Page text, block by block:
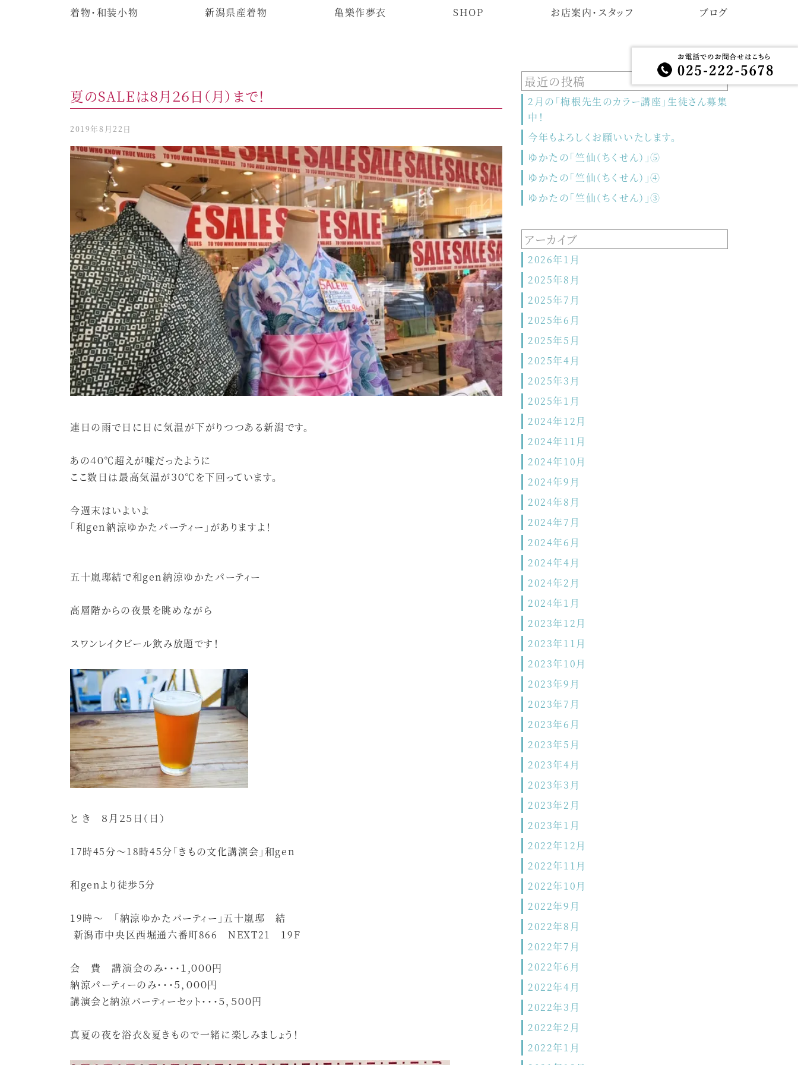
着物・和装小物 新潟県産着物 亀樂作夢衣 SHOP お店案内・スタッフ ブログ
夏のSALEは８月２６日（月）まで！
2019年8月22日
連日の雨で日に日に気温が下がりつつある新潟です。
あの４０℃超えが嘘だったように
ここ数日は最高気温が３０℃を下回っています。
今週末はいよいよ
「和gen納涼ゆかたパーティー」がありますよ！
五十嵐邸結で和gen納涼ゆかたパーティー
高層階からの夜景を眺めながら
スワンレイクビール飲み放題です！
と き ８月２５日（日）
17時45分～18時45分「きもの文化講演会」和gen
和genより徒歩５分
19時～ 「納涼ゆかたパーティー」五十嵐邸 結
新潟市中央区西堀通六番町866 NEXT21 19F
会 費 講演会のみ・・・１,０００円
納涼パーティーのみ・・・５，０００円
講演会と納涼パーティーセット・・・５，５００円
真夏の夜を浴衣＆夏きもので一緒に楽しみましょう！
最近の投稿
2月の「梅根先生のカラー講座」生徒さん募集
中！
今年もよろしくお願いいたします。
ゆかたの「竺仙（ちくせん）」⑤
ゆかたの「竺仙（ちくせん）」④
ゆかたの「竺仙（ちくせん）」③
アーカイブ
2026年1月
2025年8月
2025年7月
2025年6月
2025年5月
2025年4月
2025年3月
2025年1月
2024年12月
2024年11月
2024年10月
2024年9月
2024年8月
2024年7月
2024年6月
2024年4月
2024年2月
2024年1月
2023年12月
2023年11月
2023年10月
2023年9月
2023年7月
2023年6月
2023年5月
2023年4月
2023年3月
2023年2月
2023年1月
2022年12月
2022年11月
2022年10月
2022年9月
2022年8月
2022年7月
2022年6月
2022年4月
2022年3月
2022年2月
2022年1月